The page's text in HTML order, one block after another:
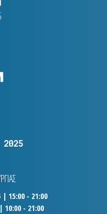
15:00 - 21:00
- 21:00